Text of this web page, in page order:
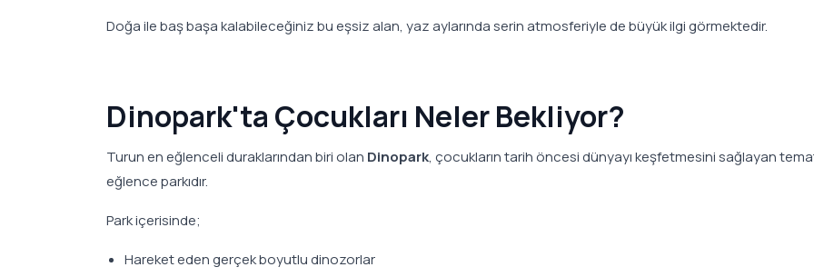
Doğa ile baş başa kalabileceğiniz bu eşsiz alan, yaz aylarında serin atmosferiyle de büyük ilgi görmektedir.
Dinopark'ta Çocukları Neler Bekliyor?
Turun en eğlenceli duraklarından biri olan Dinopark, çocukların tarih öncesi dünyayı keşfetmesini sağlayan
eğlence parkıdır.
Park içerisinde;
Hareket eden gerçek boyutlu dinozorlar